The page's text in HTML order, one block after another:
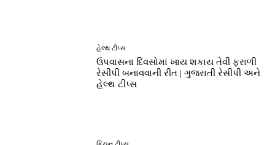
હેલ્થ ટીપ્સ
ઉપવાસના દિવસોમાં ખાય શકાય તેવી ફરાળી
રેસીપી બનાવવાની રીત | ગુજરાતી રેસીપી અને
હેલ્થ ટીપ્સ